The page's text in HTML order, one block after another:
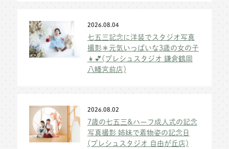
2026.08.04
七五三記念に洋装でスタジオ写真
撮影＊元気いっぱいな3歳の女の子
👧💕(プレシュスタジオ 鎌倉鶴岡
八幡宮前店)
2026.08.02
7歳の七五三&ハーフ成人式の記念
写真撮影 姉妹で着物姿の記念日
(プレシュスタジオ 自由が丘店)